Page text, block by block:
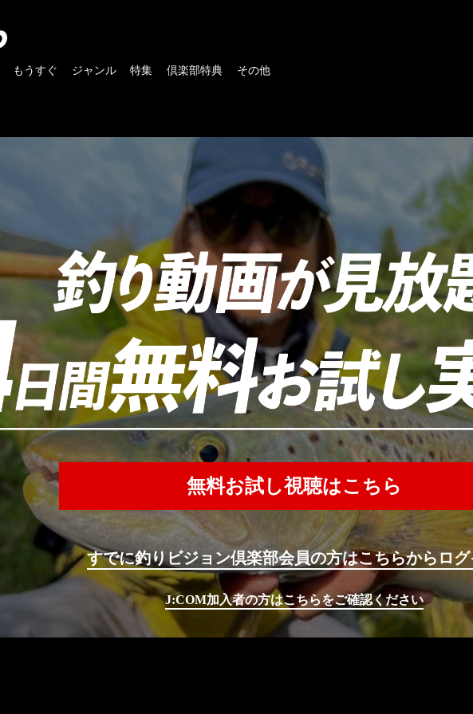
もうすぐ ジャンル 特集 倶楽部特典 その他
無料お試し視聴はこちら
すでに釣りビジョン倶楽部会員の方はこちらからロ
J:COM加入者の方はこちらをご確認ください